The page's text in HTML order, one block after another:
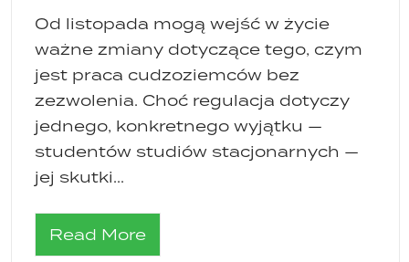
Od listopada mogą wejść w życie
ważne zmiany dotyczące tego, czym
jest praca cudzoziemców bez
zezwolenia. Choć regulacja dotyczy
jednego, konkretnego wyjątku —
studentów studiów stacjonarnych —
jej skutki...
Read More